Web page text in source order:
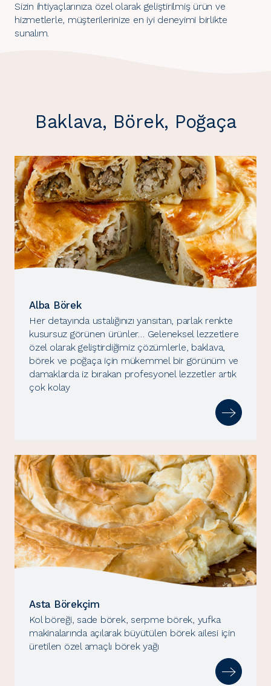
Sizin ihtiyaçlarınıza özel olarak geliştirilmiş ürün ve
hizmetlerle, müşterilerinize en iyi deneyimi birlikte
sunalım.
Baklava, Börek, Poğaça
Alba Börek
Her detayında ustalığınızı yansıtan, parlak renkte
kusursuz görünen ürünler… Geleneksel lezzetlere
özel olarak geliştirdiğimiz çözümlerle, baklava,
börek ve poğaça için mükemmel bir görünüm ve
damaklarda iz bırakan profesyonel lezzetler artık
çok kolay
Asta Börekçim
Kol böreği, sade börek, serpme börek, yufka
makinalarında açılarak büyütülen börek ailesi için
üretilen özel amaçlı börek yağı